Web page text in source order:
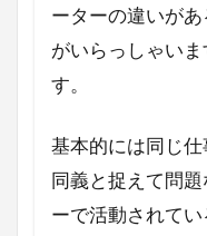
ーターの違いが
がいらっしゃい
す。
基本的には同じ
同義と捉えて問
ーで活動されて
Webデザイン
Premiere Pro
アウトドア料理
フードスタイリン
フードスタイリス